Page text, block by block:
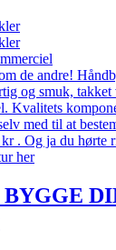
de andre!
og smuk,
Kvalitets
med til at
. Og ja du hørte
her